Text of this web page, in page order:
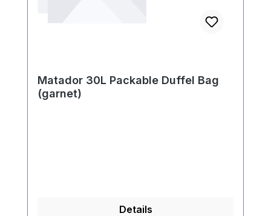
Matador 30L Packable Duffel Bag
(garnet)
Details